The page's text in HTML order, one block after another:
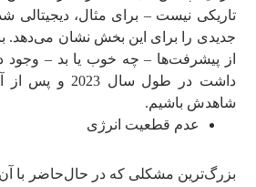
تاریکی نیست – برای مثال،
جدیدی را برای این بخش نشان می‌دهد.
از پیشرفت‌ها – چه خوب یا بد – وجود
داشت در طول
شاهدش باشیم.
عدم قطعیت انرژی
بزرگ‌ترین مشکلی که در حال‌حاضر با